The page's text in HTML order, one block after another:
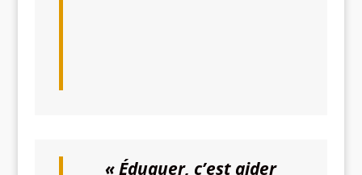
« Éduquer, c’est aider